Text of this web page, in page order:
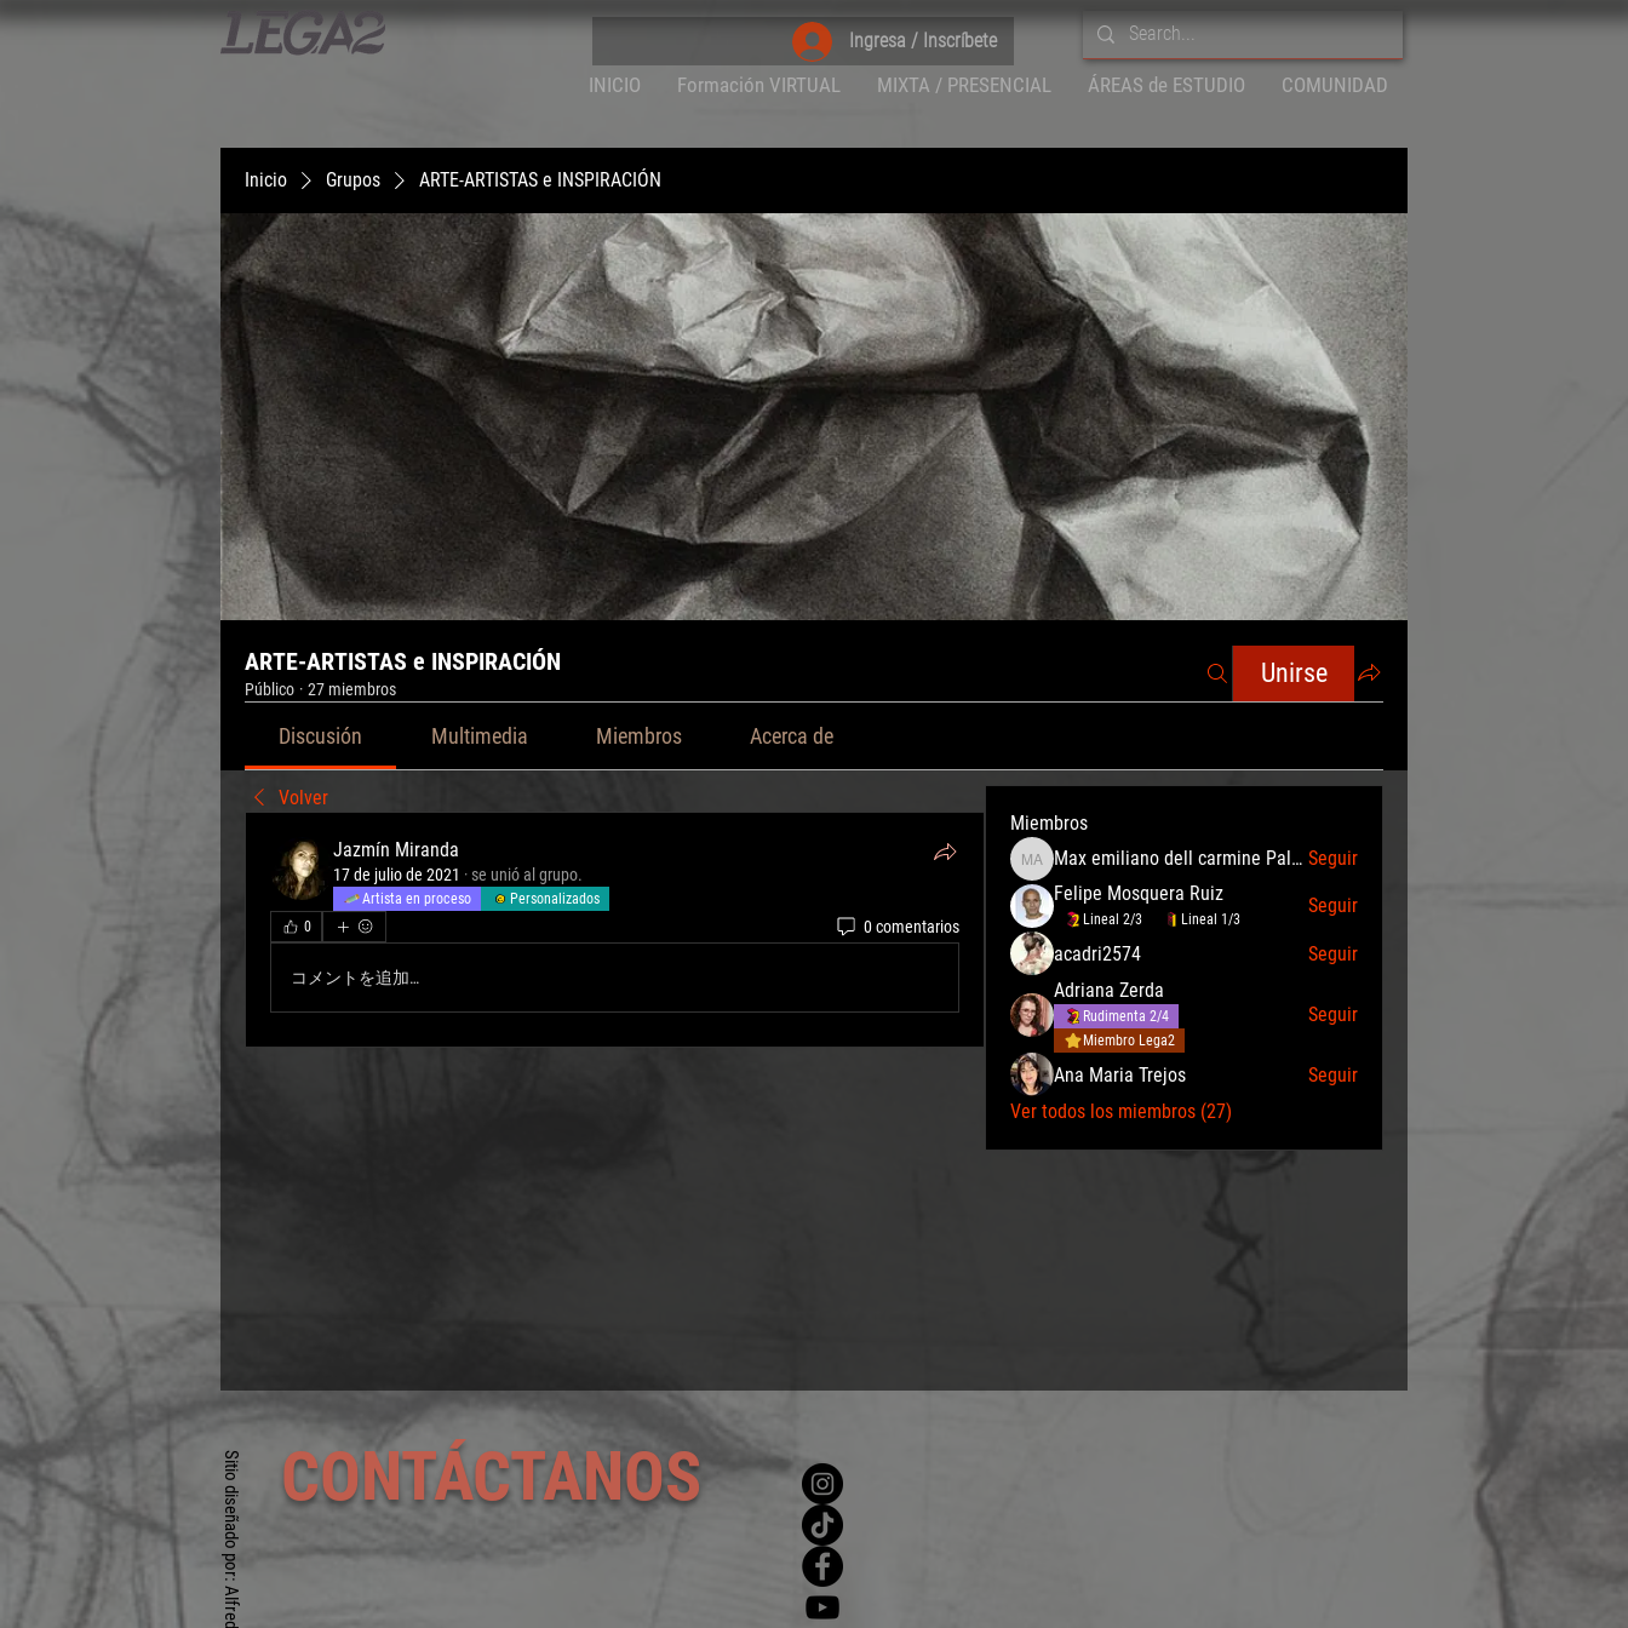
Ingresa / Inscríbete
INICIO Formación VIRTUAL MIXTA / PRESENCIAL ÁREAS de ESTUDIO COMUNIDAD
Inicio Grupos ARTE-ARTISTAS e INSPIRACIÓN
ARTE-ARTISTAS e INSPIRACIÓN
Público · 27 miembros
Unirse
Discusión Multimedia Miembros Acerca de
Volver
Jazmín Miranda
17 de julio de 2021 · se unió al grupo.
Artista en proceso
Personalizados
0
0 comentarios
コメントを追加…
Miembros
Max emiliano dell carmine Palomino Angulo
Max emiliano dell carmine Palomino Angulo Seguir
Felipe Mosquera Ruiz
Lineal 2/3 Lineal 1/3
Seguir
acadri2574
Seguir
Adriana Zerda
Rudimenta 2/4
Miembro Lega2
Seguir
Ana Maria Trejos
Seguir
Ver todos los miembros (27)
CONTÁCTANOS